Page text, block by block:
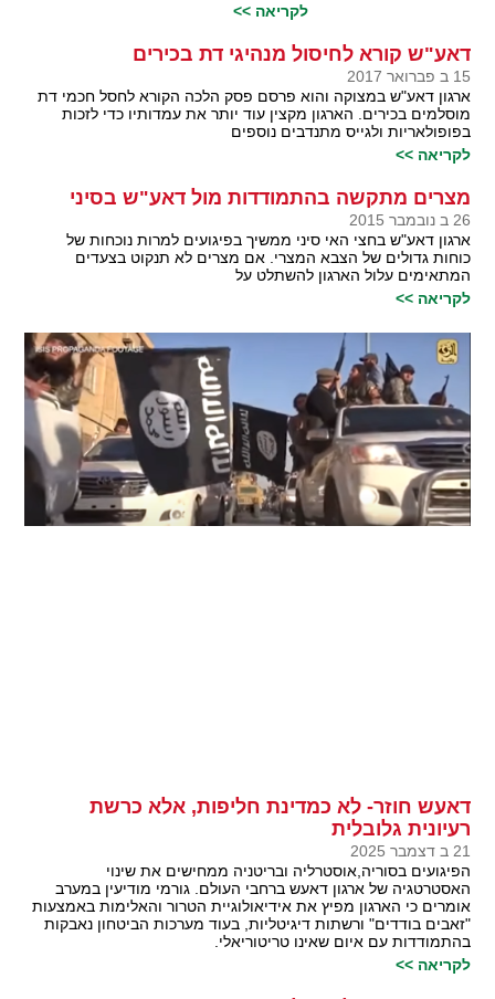
לקריאה >>
דאע"ש קורא לחיסול מנהיגי דת בכירים
15 ב פברואר 2017
ארגון דאע"ש במצוקה והוא פרסם פסק הלכה הקורא לחסל חכמי דת
מוסלמים בכירים. הארגון מקצין עוד יותר את עמדותיו כדי לזכות
בפופולאריות ולגייס מתנדבים נוספים
לקריאה >>
מצרים מתקשה בהתמודדות מול דאע"ש בסיני
26 ב נובמבר 2015
ארגון דאע"ש בחצי האי סיני ממשיך בפיגועים למרות נוכחות של
כוחות גדולים של הצבא המצרי. אם מצרים לא תנקוט בצעדים
המתאימים עלול הארגון להשתלט על
לקריאה >>
דאעש חוזר- לא כמדינת חליפות, אלא כרשת
רעיונית גלובלית
21 ב דצמבר 2025
הפיגועים בסוריה,אוסטרליה ובריטניה ממחישים את שינוי
האסטרטגיה של ארגון דאעש ברחבי העולם. גורמי מודיעין במערב
אומרים כי הארגון מפיץ את אידיאולוגיית הטרור והאלימות באמצעות
"זאבים בודדים" ורשתות דיגיטליות, בעוד מערכות הביטחון נאבקות
בהתמודדות עם איום שאינו טריטוריאלי.
לקריאה >>